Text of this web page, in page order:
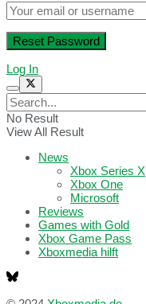
Log In
No Result
View All Result
News
Xbox Series X
Xbox One
Microsoft
Reviews
Games with Gold
Xbox Game Pass
Xboxmedia hilft